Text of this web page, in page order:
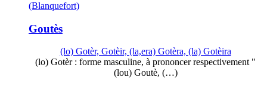
(Blanquefort)
Goutès
(lo) Gotèr, Gotèir, (la,era) Gotèra, (la) Gotèira
(lo) Gotèr : forme masculine, à prononcer respectivement "
(lou) Goutè, (…)